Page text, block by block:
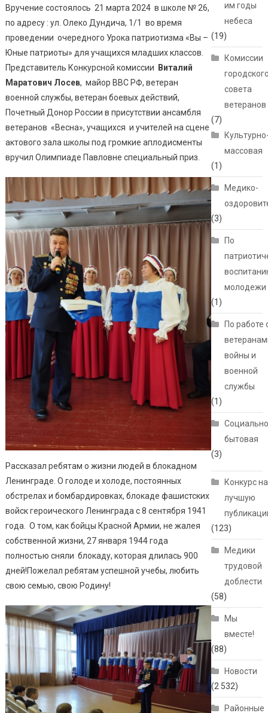
Вручение состоялось 21 марта 2024 в школе № 26,
по адресу : ул. Олеко Дундича, 1/1 во время
проведении очередного Урока патриотизма «Вы –
Юные патриоты» для учащихся младших классов.
Представитель Конкурсной комиссии
Виталий
Маратович Лосев, майор ВВС РФ, ветеран
военной службы, ветеран боевых действий,
Почетный Донор России в присутствии ансамбля
ветеранов «Весна», учащихся и учителей на сцене
актового зала школы под громкие аплодисменты
вручил Олимпиаде Павловне специальный приз.
Рассказал ребятам о жизни людей в блокадном
Ленинграде. О голоде и холоде, постоянных
обстрелах и бомбардировках, блокаде фашистских
войск героического Ленинграда с 8 сентября 1941
года. О том, как бойцы Красной Армии, не жалея
собственной жизни, 27 января 1944 года
полностью сняли блокаду, которая длилась 900
дней!Пожелал ребятам успешной учебы, любить
свою семью, свою Родину!
им годы
небеса
(19)
Комиссии
совета
ветеранов
(7)
массовая
(1)
Медико-
(3)
По
молодежи
(1)
По работе
войны и
военной
службы
(1)
бытовая
(3)
Конкурс на
лучшую
(123)
Медики
трудовой
доблести
(58)
Мы
вместе!
(88)
Новости
(2 532)
Районные